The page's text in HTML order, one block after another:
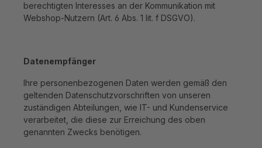
berechtigten Interesses an der Kommunikation mit
Webshop-Nutzern (Art. 6 Abs. 1 lit. f DSGVO).
Datenempfänger
Ihre personenbezogenen Daten werden gemäß den
geltenden Datenschutzvorschriften von unseren
zuständigen Abteilungen, wie IT- und Kundenservice
verarbeitet, die diese zur Erreichung des oben
genannten Zwecks benötigen.